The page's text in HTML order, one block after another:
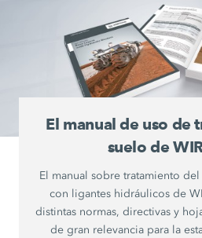
El manual de uso de
suelo de
El manual sobre tratamiento
con ligantes hidráulicos de
distintas normas, directivas y
de gran relevancia para la